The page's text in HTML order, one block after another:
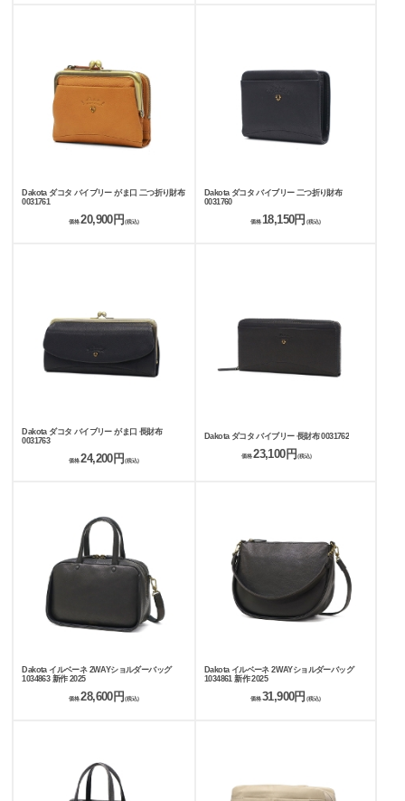
Dakota ダコタ バイブリー がま口 二つ折り財布
0031761
価格 20,900円 (税込)
Dakota ダコタ バイブリー 二つ折り財布
0031760
価格18,150円 (税込)
Dakota ダコタ バイブリー がま口 長財布
0031763
価格 24,200円(税込)
Dakota ダコタ バイブリー 長財布 0031762
価格23,100円(税込)
Dakota イルベーネ 2WAYショルダーバッグ
1034863 新作 2025
価格 28,600円 (税込)
Dakota イルベーネ 2WAYショルダーバッグ
1034861 新作 2025
価格31,900円 (税込)